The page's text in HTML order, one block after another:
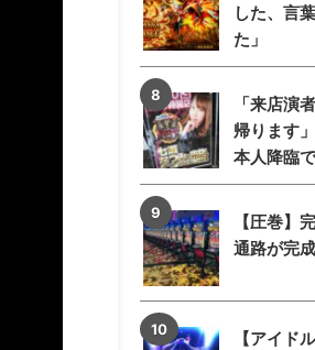
した、言
た」
「来店演
帰ります
本人降臨
【圧巻】
通路が完
【アイド